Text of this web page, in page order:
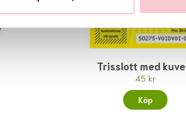
Trisslott med
45 kr
Köp